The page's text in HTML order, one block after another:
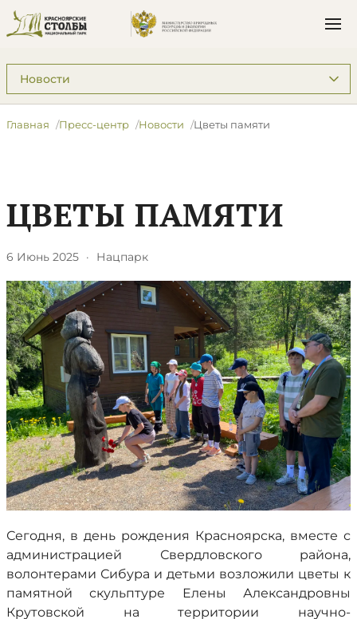
Подразделы: Пресс-центр
Главная Пресс-центр Новости ​Цветы памяти
​ЦВЕТЫ ПАМЯТИ
6 Июнь 2025 · Нацпарк
Сегодня, в день рождения Красноярска, вместе с
администрацией Свердловского района,
волонтерами Сибура и детьми возложили цветы к
памятной скульптуре Елены Александровны
Крутовской на территории научно-